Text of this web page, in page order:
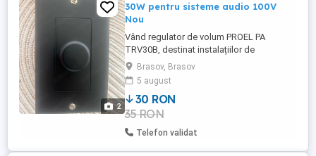
2
30W pentru sisteme audio 100V
Nou
Vând regulator de volum PROEL PA
TRV30B, destinat instalațiilor de
sonorizare pe linie de 100V. 4 buc
disponibile Produsul este nou, în cutia
originală, cu manual de utilizare inclus.
Caracteristici: Model: PROEL PA TRV30B
Putere maximă: 30 W Pentru sisteme audio
pe linie de 100V 5 trepte de reglare ...
Brasov, Brasov
5 august
30 RON
35 RON
Telefon validat